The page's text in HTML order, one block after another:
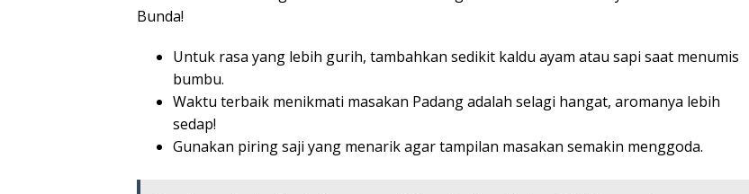
Bunda!
Untuk rasa yang lebih gurih, tambahkan sedikit kaldu ayam atau sapi saat menumis
bumbu.
Waktu terbaik menikmati masakan Padang adalah selagi hangat, aromanya lebih
sedap!
Gunakan piring saji yang menarik agar tampilan masakan semakin menggoda.